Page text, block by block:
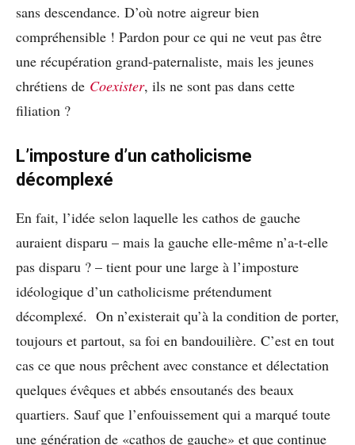
sans descendance. D’où notre aigreur bien
compréhensible ! Pardon pour ce qui ne veut pas être
une récupération grand-paternaliste, mais les jeunes
chrétiens de Coexister, ils ne sont pas dans cette
filiation ?
L’imposture d’un catholicisme
décomplexé
En fait, l’idée selon laquelle les cathos de gauche
auraient disparu – mais la gauche elle-même n’a-t-elle
pas disparu ? – tient pour une large à l’imposture
idéologique d’un catholicisme prétendument
décomplexé. On n’existerait qu’à la condition de porter,
toujours et partout, sa foi en bandouilière. C’est en tout
cas ce que nous prêchent avec constance et délectation
quelques évêques et abbés ensoutanés des beaux
quartiers. Sauf que l’enfouissement qui a marqué toute
une génération de «cathos de gauche» et que continue